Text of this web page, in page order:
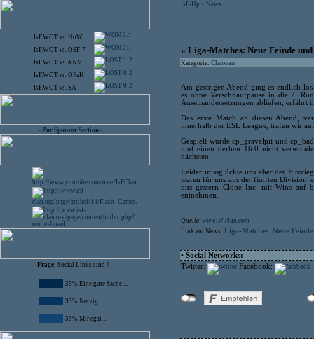
IsF.WOT vs. HoW 2:1
IsF.WOT vs. QSF-7 2:1
IsF.WOT vs.ANV 1:2
IsF.WOT vs. OFaH 0:2
IsF.WOT vs. SA 0:2
- Zur Sponsor Section -
Frage: Social Links sind ?
33% Eine gute Sache ...
33% Nervig ...
33% Mir egal ...
IsF-Hp > News
» Liga-Matches: Neue Feinde
Kategorie: Clanwars
Am gestrigen Abend ging es endlich
es ohne Verschnaufpause in die 2.
Auseinandersetzungen abliefen, erfährt
Das erste Match an diesen Abend,
innerhalb der ESL League, trafen wir
Gespielt wurde cp_gravelpit und
und einen derben 16:0 nicht
nächsten.
Leider missglückte uns aber der
waren für uns aus der fünften Division
uns gestern Clone Inc. mit Wins auf
entnehmen.
Quelle: www.isf-clan.com
Link zur News: Liga-Matches: Neue
• Social Networks:
Twitter:
Facebook: